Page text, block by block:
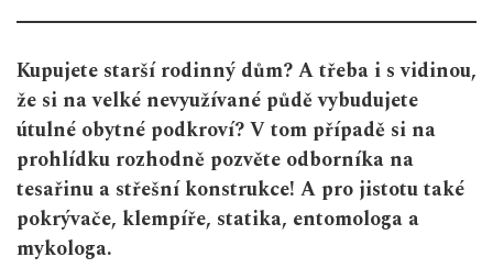
Kupujete starší rodinný dům? A třeba i s vidinou,
že si na velké nevyužívané půdě vybudujete
útulné obytné podkroví? V tom případě si na
prohlídku rozhodně pozvěte odborníka na
tesařinu a střešní konstrukce! A pro jistotu také
pokrývače, klempíře, statika, entomologa a
mykologa.